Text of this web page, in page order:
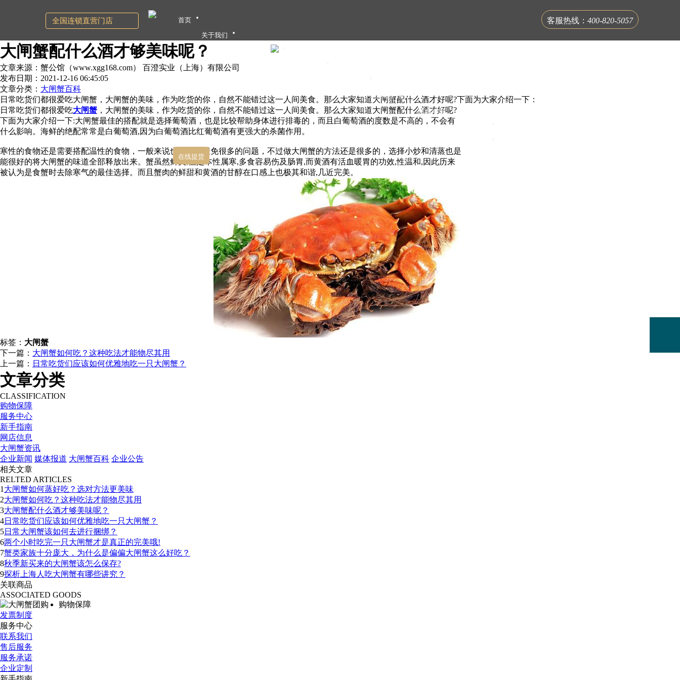
大闸蟹配什么酒才够美味呢？
文章来源：蟹公馆（www.xgg168.com） 百澄实业（上海）有限公司
发布日期：2021-12-16 06:45:05
文章分类： 大闸蟹百科
日常吃货们都很爱吃大闸蟹，大闸蟹的美味，作为吃货的你，自然不能错过这一人间美食。那么大家知道大闸蟹配什么酒才好呢?下面为大家介绍一下：
日常吃货们都很爱吃大闸蟹 ，大闸蟹的美味，作为吃货的你，自然不能错过这一人间美食。那么大家知道大闸蟹配什么酒才好呢?
下面为大家介绍一下:大闸蟹最佳的搭配就是选择葡萄酒，也是比较帮助身体进行排毒的，而且白葡萄酒的度数是不高的，不会有
什么影响。海鲜的绝配常常是白葡萄酒,因为白葡萄酒比红葡萄酒有更强大的杀菌作用。
寒性的食物还是需要搭配温性的食物，一般来说也是为了避免很多的问题，不过做大闸蟹的方法还是很多的，选择小炒和清蒸也是
能很好的将大闸蟹的味道全部释放出来。蟹虽然鲜美,但是本性属寒,多食容易伤及肠胃,而黄酒有活血暖胃的功效,性温和,因此历来
被认为是食蟹时去除寒气的最佳选择。而且蟹肉的鲜甜和黄酒的甘醇在口感上也极其和谐,几近完美。
标签： 大闸蟹
下一篇： 大闸蟹如何吃？这种吃法才能物尽其用
上一篇： 日常吃货们应该如何优雅地吃一只大闸蟹？
文章分类
CLASSIFICATION
购物保障
服务中心
新手指南
网店信息
大闸蟹资讯
企业新闻 媒体报道 大闸蟹百科 企业公告
相关文章
RELTED ARTICLES
1 大闸蟹如何蒸好吃？选对方法更美味
2大闸蟹如何吃？这种吃法才能物尽其用
3大闸蟹配什么酒才够美味呢？
4日常吃货们应该如何优雅地吃一只大闸蟹？
5日常大闸蟹该如何去进行捆绑？
6两个小时吃完一只大闸蟹才是真正的完美哦!
7蟹类家族十分庞大，为什么是偏偏大闸蟹这么好吃？
8秋季新买来的大闸蟹该怎么保存?
9探析上海人吃大闸蟹有哪些讲究？
关联商品
ASSOCIATED GOODS
购物保障
发票制度
服务中心
联系我们
售后服务
服务承诺
企业定制
全国连锁直营门店
首页
关于我们
大闸蟹资讯
甄选年货
在线提货
客服热线： 400-820-5057